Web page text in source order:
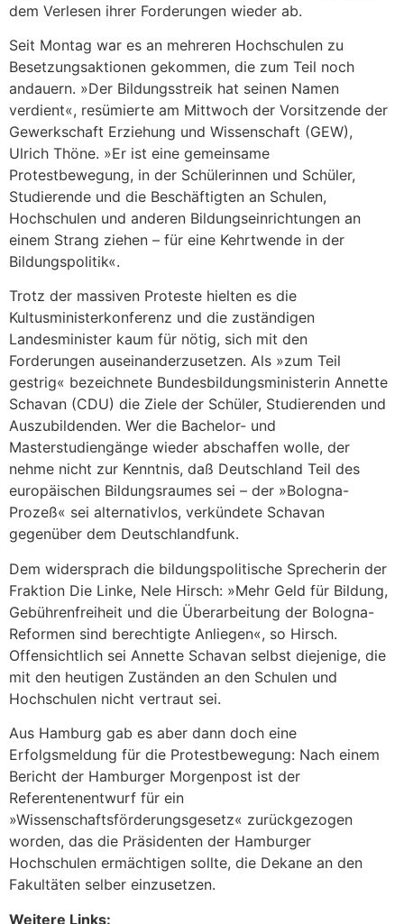
dem Verlesen ihrer Forderungen wieder ab.
Seit Montag war es an mehreren Hochschulen zu
Besetzungsaktionen gekommen, die zum Teil noch
andauern. »Der Bildungsstreik hat seinen Namen
verdient«, resümierte am Mittwoch der Vorsitzende der
Gewerkschaft Erziehung und Wissenschaft (GEW),
Ulrich Thöne. »Er ist eine gemeinsame
Protestbewegung, in der Schülerinnen und Schüler,
Studierende und die Beschäftigten an Schulen,
Hochschulen und anderen Bildungseinrichtungen an
einem Strang ziehen – für eine Kehrtwende in der
Bildungspolitik«.
Trotz der massiven Proteste hielten es die
Kultusministerkonferenz und die zuständigen
Landesminister kaum für nötig, sich mit den
Forderungen auseinanderzusetzen. Als »zum Teil
gestrig« bezeichnete Bundesbildungsministerin Annette
Schavan (CDU) die Ziele der Schüler, Studierenden und
Auszubildenden. Wer die Bachelor- und
Masterstudiengänge wieder abschaffen wolle, der
nehme nicht zur Kenntnis, daß Deutschland Teil des
europäischen Bildungsraumes sei – der »Bologna-
Prozeß« sei alternativlos, verkündete Schavan
gegenüber dem Deutschlandfunk.
Dem widersprach die bildungspolitische Sprecherin der
Fraktion Die Linke, Nele Hirsch: »Mehr Geld für Bildung,
Gebührenfreiheit und die Überarbeitung der Bologna-
Reformen sind berechtigte Anliegen«, so Hirsch.
Offensichtlich sei Annette Schavan selbst diejenige, die
mit den heutigen Zuständen an den Schulen und
Hochschulen nicht vertraut sei.
Aus Hamburg gab es aber dann doch eine
Erfolgsmeldung für die Protestbewegung: Nach einem
Bericht der Hamburger Morgenpost ist der
Referentenentwurf für ein
»Wissenschaftsförderungsgesetz« zurückgezogen
worden, das die Präsidenten der Hamburger
Hochschulen ermächtigen sollte, die Dekane an den
Fakultäten selber einzusetzen.
Weitere Links: